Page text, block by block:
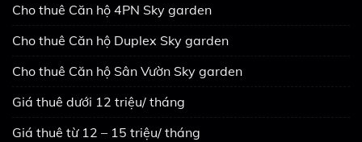
Cho thuê Căn hộ 4PN Sky garden
Cho thuê Căn hộ Duplex Sky garden
Cho thuê Căn hộ Sân Vườn Sky garden
Giá thuê dưới 12 triệu/ tháng
Giá thuê từ 12 – 15 triệu/ tháng